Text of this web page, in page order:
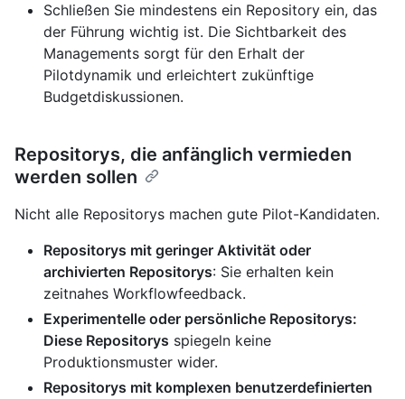
Schließen Sie mindestens ein Repository ein, das
der Führung wichtig ist. Die Sichtbarkeit des
Managements sorgt für den Erhalt der
Pilotdynamik und erleichtert zukünftige
Budgetdiskussionen.
Repositorys, die anfänglich vermieden
werden sollen
Nicht alle Repositorys machen gute Pilot-Kandidaten.
Repositorys mit geringer Aktivität oder
archivierten Repositorys: Sie erhalten kein
zeitnahes Workflowfeedback.
Experimentelle oder persönliche Repositorys:
Diese Repositorys spiegeln keine
Produktionsmuster wider.
Repositorys mit komplexen benutzerdefinierten